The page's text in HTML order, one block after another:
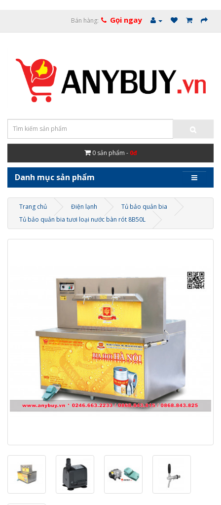
Bán hàng: Gọi ngay
0 sản phẩm - 0đ
Danh mục sản phẩm
Trang chủ Điện lạnh
Tủ bảo quản bia
Tủ bảo quản bia tươi loại nước bàn rót 8B50L